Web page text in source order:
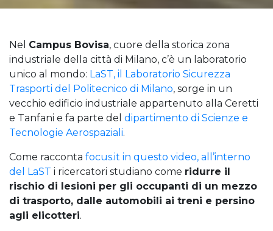
Nel Campus Bovisa, cuore della storica zona
industriale della città di Milano, c’è un laboratorio
unico al mondo: LaST, il Laboratorio Sicurezza
Trasporti del Politecnico di Milano, sorge in un
vecchio edificio industriale appartenuto alla Ceretti
e Tanfani e fa parte del dipartimento di Scienze e
Tecnologie Aerospaziali.
Come racconta focus.it in questo video, all’interno
del LaST i ricercatori studiano come ridurre il
rischio di lesioni per gli occupanti di un mezzo
di trasporto, dalle automobili ai treni e persino
agli elicotteri.